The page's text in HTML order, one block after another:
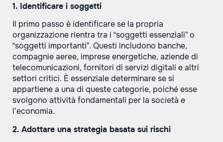
1. Identificare i soggetti
Il primo passo è identificare se la propria
organizzazione rientra tra i “soggetti essenziali” o
“soggetti importanti”. Questi includono banche,
compagnie aeree, imprese energetiche, aziende di
telecomunicazioni, fornitori di servizi digitali e altri
settori critici. È essenziale determinare se si
appartiene a una di queste categorie, poiché esse
svolgono attività fondamentali per la società e
l’economia.
2. Adottare una strategia basata sui rischi